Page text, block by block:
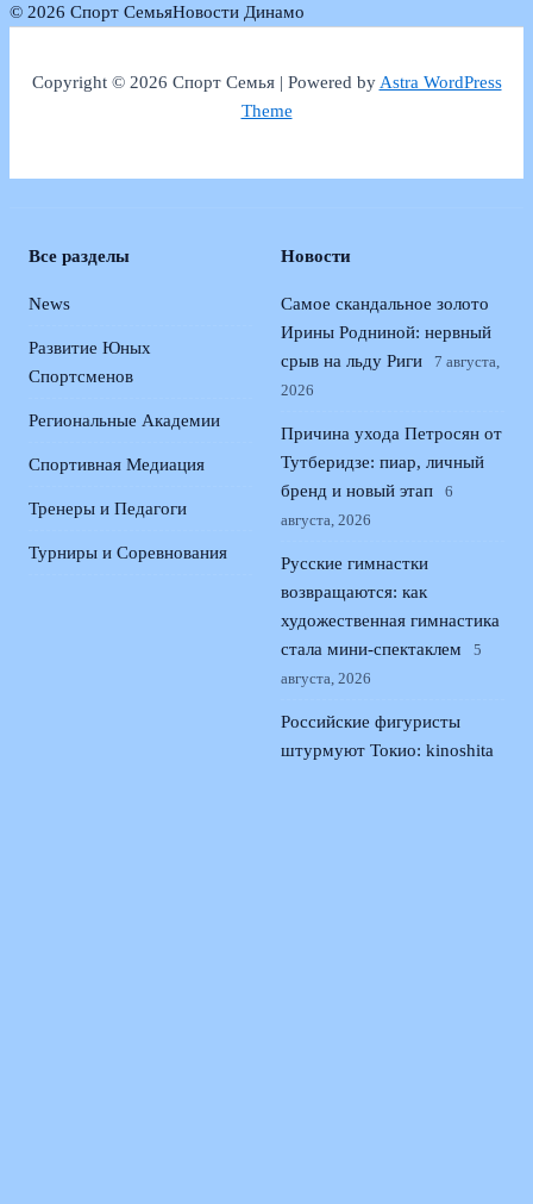
© 2026 Спорт СемьяНовости Динамо
Copyright © 2026 Спорт Семья | Powered byAstra WordPress
Theme
Все разделы
News
Развитие Юных
Спортсменов
Региональные Академии
Спортивная Медиация
Тренеры и Педагоги
Турниры и Соревнования
Новости
Самое скандальное золото
Ирины Родниной: нервный
срыв на льду Риги
7 августа,
2026
Причина ухода Петросян от
Тутберидзе: пиар, личный
бренд и новый этап
6
августа, 2026
Русские гимнастки
возвращаются: как
художественная гимнастика
стала мини-спектаклем
5
августа, 2026
Российские фигуристы
штурмуют Токио: kinoshita